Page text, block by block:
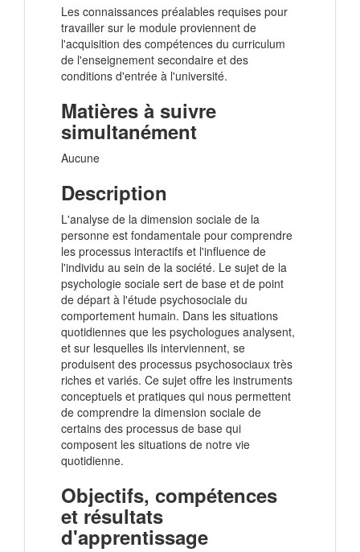
Les connaissances préalables requises pour
travailler sur le module proviennent de
l'acquisition des compétences du curriculum
de l'enseignement secondaire et des
conditions d'entrée à l'université.
Matières à suivre
simultanément
Aucune
Description
L'analyse de la dimension sociale de la
personne est fondamentale pour comprendre
les processus interactifs et l'influence de
l'individu au sein de la société. Le sujet de la
psychologie sociale sert de base et de point
de départ à l'étude psychosociale du
comportement humain. Dans les situations
quotidiennes que les psychologues analysent,
et sur lesquelles ils interviennent, se
produisent des processus psychosociaux très
riches et variés. Ce sujet offre les instruments
conceptuels et pratiques qui nous permettent
de comprendre la dimension sociale de
certains des processus de base qui
composent les situations de notre vie
quotidienne.
Objectifs, compétences
et résultats
d'apprentissage